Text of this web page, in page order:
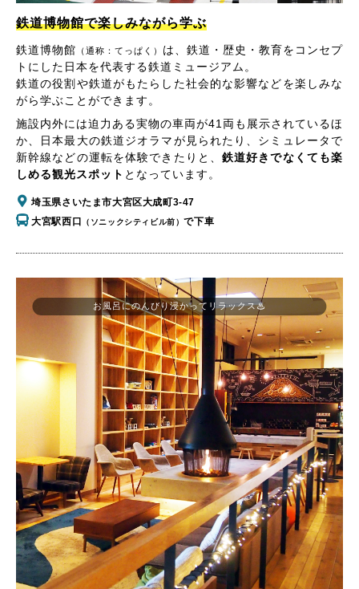
鉄道博物館で楽しみながら学ぶ
鉄道博物館 （通称：てっぱく） は、鉄道・歴史・教育をコンセプ
トにした日本を代表する鉄道ミュージアム。
鉄道の役割や鉄道がもたらした社会的な影響などを楽しみな
がら学ぶことができます。
施設内外には迫力ある実物の車両が41両も展示されているほ
か、日本最大の鉄道ジオラマが見られたり、シミュレータで
新幹線などの運転を体験できたりと、 鉄道好きでなくても楽
しめる観光スポット となっています。
埼玉県さいたま市大宮区大成町3-47
大宮駅西口
（ソニックシティビル前）で下車
お風呂にのんびり浸かってリラックス♨